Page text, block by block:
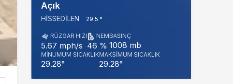
Açık
HISSEDILEN 29.5 °
RÜZGAR HIZI
5.67 mph/s
NEM
46 %
BASINÇ
1008 mb
MINUMUM SICAKLIK
29.28°
MAKSIMUM SICAKLIK
29.28°